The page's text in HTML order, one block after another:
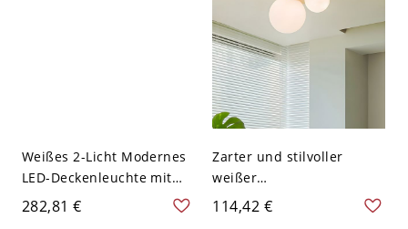
Weißes 2-Licht Modernes
LED-Deckenleuchte mit
Harzschirm, das nach
unten scheint - Grün
282,81 €
Zarter und stilvoller
weißer
Halbflächenmontage-
Deckenleuchte für den
114,42 €